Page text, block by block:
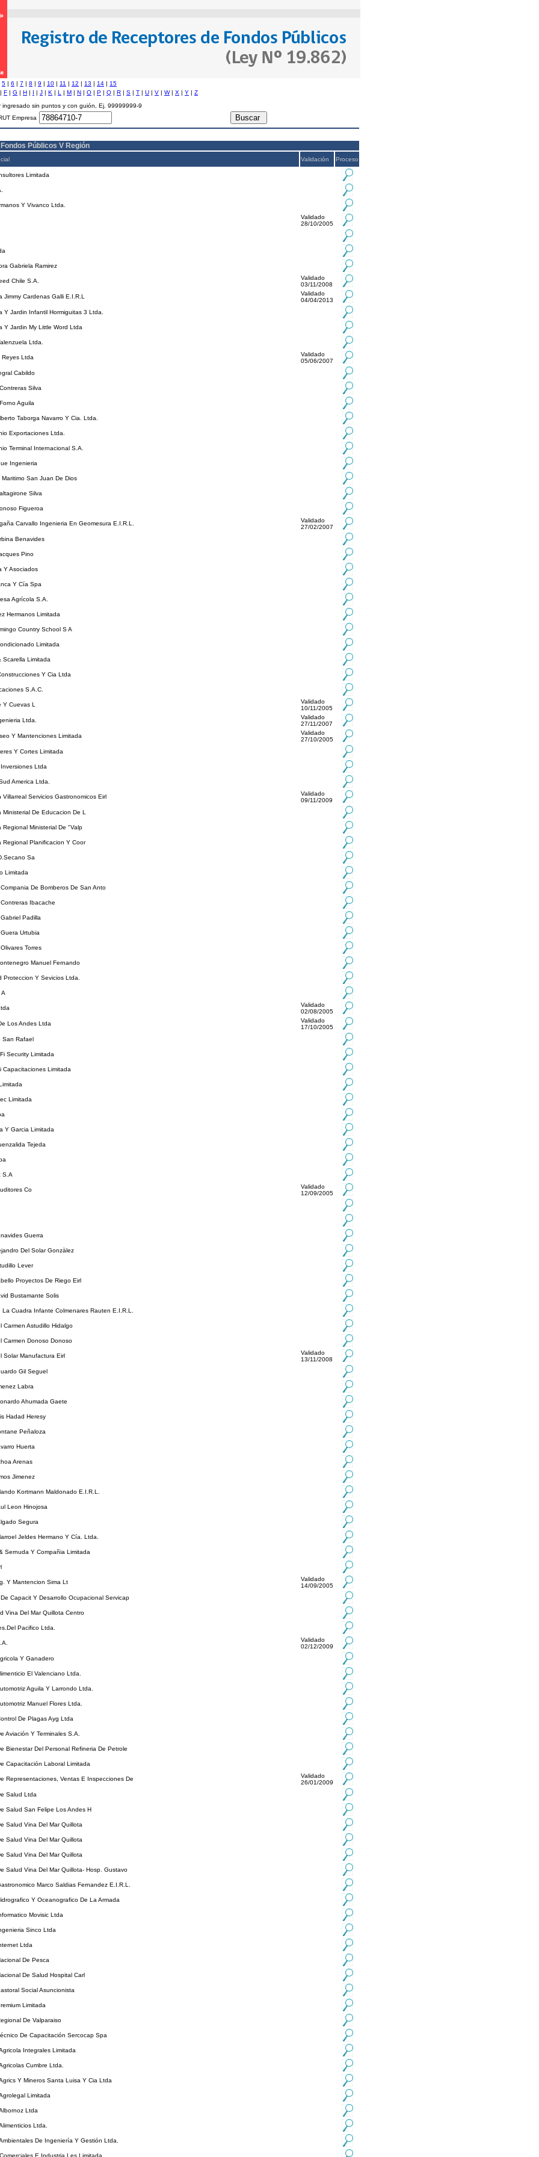
5 | 6 | 7 | 8 | 9 | 10 | 11 | 12 | 13 | 14 | 15
F | G | H | I | J | K | L | M | N | O | P | Q | R | S | T | U | V | W| X | Y | Z
ingresado sin puntos y con guión, Ej. 99999999-9
Empresa
Públicos V Región
Validación Proceso
Limitada
Y Vivanco Ltda.
Validado
28/10/2005
Gabriela Ramirez
Chile S.A.
Validado
03/11/2008
Jimmy Cardenas Galli E.I.R.L
Validado
04/04/2013
Y Jardin Infantil Hormiguitas 3 Ltda.
Y Jardin My Little Word Ltda
Ltda.
Reyes Ltda
Validado
05/06/2007
Cabildo
Silva
Aguila
Taborga Navarro Y Cia. Ltda.
Exportaciones Ltda.
Terminal Internacional S.A.
Ingenieria
San Juan De Dios
Silva
Figueroa
Carvallo Ingenieria En Geomesura E.I.R.L.
Validado
27/02/2007
Benavides
Pino
Y Asociados
Y Cía Spa
Agrícola S.A.
Hermanos Limitada
Country School S A
Limitada
Scarella Limitada
Y Cia Ltda
S.A.C.
Y Cuevas L
Validado
10/11/2005
Ltda.
Validado
27/11/2007
Y Mantenciones Limitada
Validado
27/10/2005
Y Cortes Limitada
Ltda
America Ltda.
Villarreal Servicios Gastronomicos Eirl
Validado
09/11/2009
Ministerial De Educacion De L
Regional Ministerial De "Valp
Regional Planificacion Y Coor
Sa
Limitada
De Bomberos De San Anto
Ibacache
Padilla
Urtubia
Torres
Manuel Fernando
Proteccion Y Sevicios Ltda.
Validado
02/08/2005
Los Andes Ltda
Validado
17/10/2005
San Rafael
Security Limitada
Capacitaciones Limitada
Limitada
Y Garcia Limitada
Tejeda
S.A
Co
Validado
12/09/2005
Guerra
Del Solar Gonzàlez
Lever
Proyectos De Riego Eirl
Bustamante Solis
La Cuadra Infante Colmenares Rauten E.I.R.L.
Carmen Astudillo Hidalgo
Carmen Donoso Donoso
Solar Manufactura Eirl
Validado
13/11/2008
Gil Seguel
Labra
Ahumada Gaete
Hadad Heresy
Peñaloza
Huerta
Arenas
Jimenez
Kortmann Maldonado E.I.R.L.
Leon Hinojosa
Segura
Jeldes Hermano Y Cía. Ltda.
Sernuda Y Compañia Limitada
Y Mantencion Sima Lt
Validado
14/09/2005
Capacit Y Desarrollo Ocupacional Servicap
Vina Del Mar Quillota Centro
Pacifico Ltda.
Validado
02/12/2009
Y Ganadero
El Valenciano Ltda.
Aguila Y Larrondo Ltda.
Manuel Flores Ltda.
De Plagas Ayg Ltda
Aviación Y Terminales S.A.
Bienestar Del Personal Refineria De Petrole
Capacitación Laboral Limitada
Representaciones, Ventas E Inspecciones De
Validado
26/01/2009
Salud Ltda
Salud San Felipe Los Andes H
Salud Vina Del Mar Quillota
Salud Vina Del Mar Quillota
Salud Vina Del Mar Quillota
Salud Vina Del Mar Quillota- Hosp. Gustavo
Marco Saldias Fernandez E.I.R.L.
Y Oceanografico De La Armada
Movisic Ltda
Sinco Ltda
Ltda
De Pesca
De Salud Hospital Carl
Social Asuncionista
Limitada
De Valparaiso
De Capacitación Sercocap Spa
Integrales Limitada
Cumbre Ltda.
Y Mineros Santa Luisa Y Cia Ltda
Limitada
Ltda
Ltda.
De Ingeniería Y Gestión Ltda.
E Industria Les Limitada